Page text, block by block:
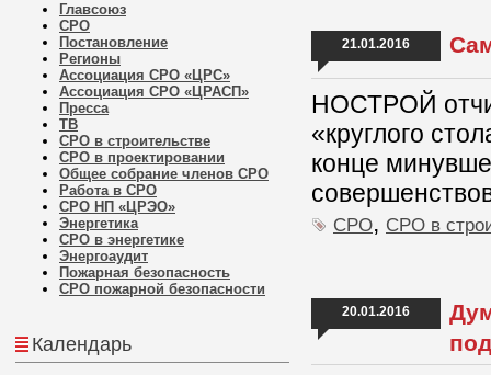
Главсоюз
СРО
Постановление
Регионы
Ассоциация СРО «ЦРС»
Ассоциация СРО «ЦРАСП»
Пресса
ТВ
СРО в строительстве
СРО в проектировании
Общее собрание членов СРО
Работа в СРО
СРО НП «ЦРЭО»
Энергетика
СРО в энергетике
Энергоаудит
Пожарная безопасность
СРО пожарной безопасности
Календарь
21.01.2016
НОСТРОЙ
«круглого
конце
СРО, СРО в
20.01.2016